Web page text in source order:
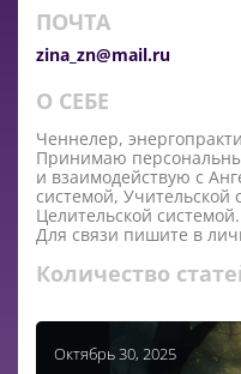
ПОЧТА
zina_zn@mail.ru
О СЕБЕ
Ченнелер,
Принимаю
и взаимодействую с
системой, Учительской
Целительской системой.
Для связи пишите в
Количество
Октябрь 30, 2025